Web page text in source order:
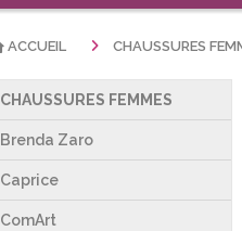
CHAUSSURES FEMMES
Brenda Zaro
Caprice
ComArt
ACCUEIL CHAUSSURES